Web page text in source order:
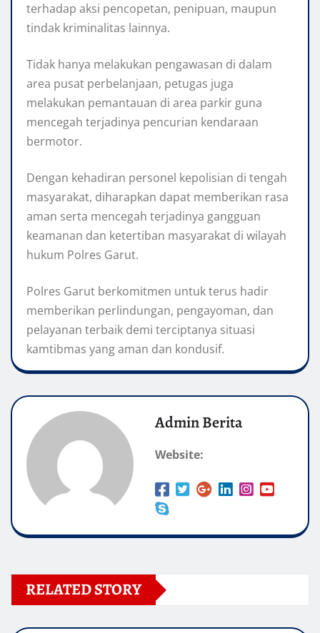
terhadap aksi pencopetan, penipuan, maupun
tindak kriminalitas lainnya.
Tidak hanya melakukan pengawasan di dalam
area pusat perbelanjaan, petugas juga
melakukan pemantauan di area parkir guna
mencegah terjadinya pencurian kendaraan
bermotor.
Dengan kehadiran personel kepolisian di tengah
masyarakat, diharapkan dapat memberikan rasa
aman serta mencegah terjadinya gangguan
keamanan dan ketertiban masyarakat di wilayah
hukum Polres Garut.
Polres Garut berkomitmen untuk terus hadir
memberikan perlindungan, pengayoman, dan
pelayanan terbaik demi terciptanya situasi
kamtibmas yang aman dan kondusif.
Admin Berita
Website:
RELATED STORY